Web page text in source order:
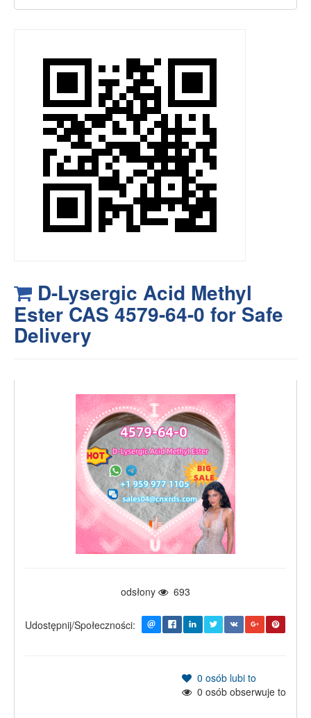
D-Lysergic Acid Methyl
Ester CAS 4579-64-0 for Safe
Delivery
odsłony 693
Udostępnij/Społeczności:
0 osób lubi to
0 osób obserwuje to